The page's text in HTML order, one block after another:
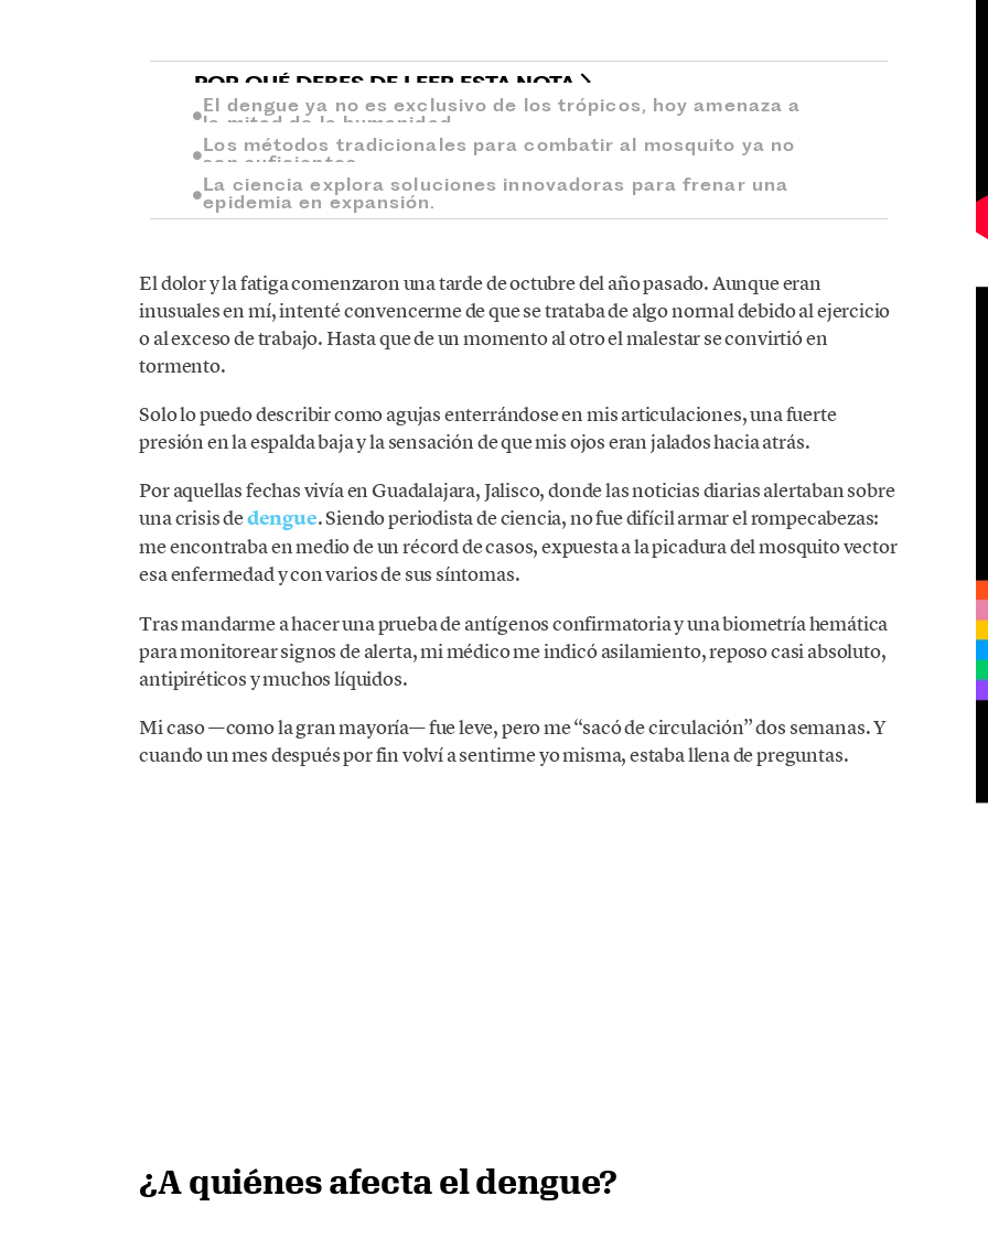
POR QUÉ DEBES DE LEER ESTA NOTA
El dengue ya no es exclusivo de los trópicos, hoy amenaza a
la mitad de la humanidad.
Los métodos tradicionales para combatir al mosquito ya no
son suficientes.
La ciencia explora soluciones innovadoras para frenar una
epidemia en expansión.
El dolor y la fatiga comenzaron una tarde de octubre del año pasado. Aunque eran
inusuales en mí, intenté convencerme de que se trataba de algo normal debido al ejercicio
o al exceso de trabajo. Hasta que de un momento al otro el malestar se convirtió en
tormento.
Solo lo puedo describir como agujas enterrándose en mis articulaciones, una fuerte
presión en la espalda baja y la sensación de que mis ojos eran jalados hacia atrás.
Por aquellas fechas vivía en Guadalajara, Jalisco, donde las noticias diarias alertaban sobre
una crisis dedengue. Siendo periodista de ciencia, no fue difícil armar el rompecabezas:
me encontraba en medio de un récord de casos, expuesta a la picadura del mosquito vector
esa enfermedad y con varios de sus síntomas.
Tras mandarme a hacer una prueba de antígenos confirmatoria y una biometría hemática
para monitorear signos de alerta, mi médico me indicó asilamiento, reposo casi absoluto,
antipiréticos y muchos líquidos.
Mi caso —como la gran mayoría— fue leve, pero me “sacó de circulación” dos semanas. Y
cuando un mes después por fin volví a sentirme yo misma, estaba llena de preguntas.
¿A quiénes afecta el dengue?